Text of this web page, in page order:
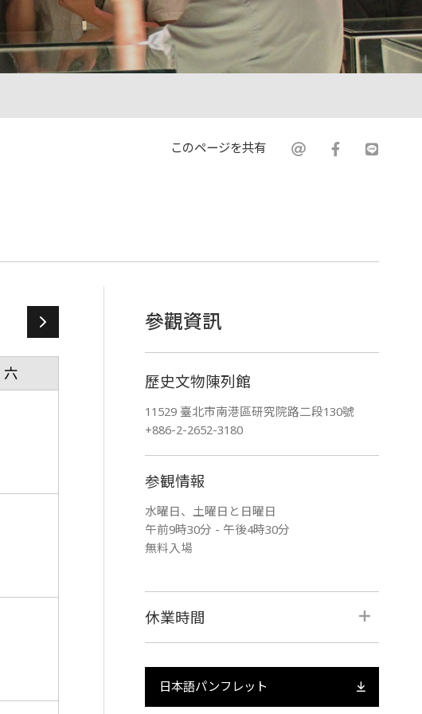
このページを共有
六
參觀資訊
歷史文物陳列館
11529 臺北市南港區研究院路二段130號
+886-2-2652-3180
参観情報
水曜日、土曜日と日曜日
午前9時30分 - 午後4時30分
無料入場
休業時間
日本語パンフレット